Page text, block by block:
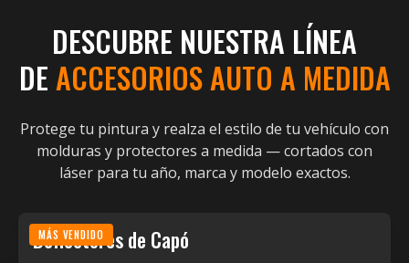
DESCUBRE NUESTRA LÍNEA
DE ACCESORIOS AUTO A MEDIDA
Protege tu pintura y realza el estilo de tu vehículo con
molduras y protectores a medida — cortados con
láser para tu año, marca y modelo exactos.
MÁS VENDIDO
Deflectores de Capó